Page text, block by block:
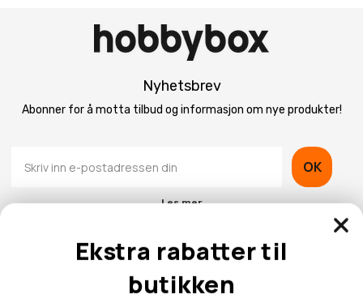
Nyhetsbrev
Abonner for å motta tilbud og informasjon om nye produkter!
OK
Les mer
Ekstra rabatter til
butikken